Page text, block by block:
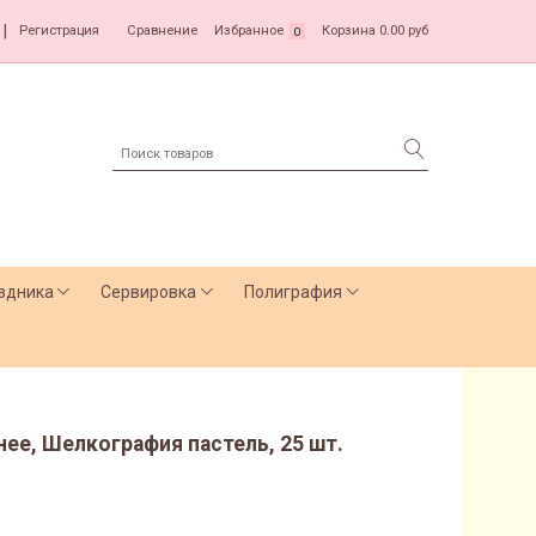
Регистрация Сравнение Избранное 0 Корзина 0.00 руб
Сервировка Полиграфия
Шелкография пастель, 25 шт.